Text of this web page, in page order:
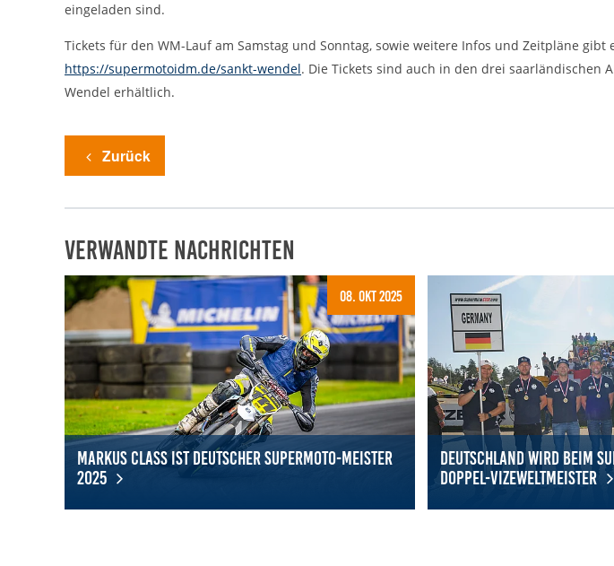
eingeladen sind.
Tickets für den WM-Lauf am Samstag und Sonntag, sowie weitere Infos und Zeitpläne
https://supermotoidm.de/sankt-wendel. Die Tickets sind auch in den drei saarländischen
Wendel erhältlich.
Zurück
Verwandte Nachrichten
08. Okt 2025
Markus Class ist Deutscher Supermoto-Meister
2025
Deutschland wird beim
Doppel-Vizeweltmeister
Medien & externe Dienste
Um Inhalte von Videoplattformen und weiteren externen
Diensten anzeigen zu können, werden von diesen ggf. Cookies
YouTube
Anbieter: Google LLC
Cookies, die ggf. zur Einbettung und
Website gesetzt werden.
Google Maps
Google LLC
Cookies, die ggf. zur Einbettung und
Bereitstellung von interaktiven Karten auf
unserer Website gesetzt werden.
Marketing
Marketing-Cookies werden von Drittanbietern verwendet, um
personalisierte Werbung anzuzeigen. Dazu verfolgen sie die